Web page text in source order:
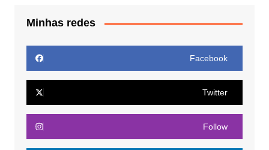
Minhas redes
Facebook
Twitter
Follow